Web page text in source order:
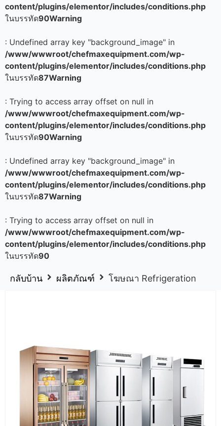
content/plugins/elementor/includes/conditions.php
ในบรรทัด90Warning
: Undefined array key "background_image" in
/www/wwwroot/chefmaxequipment.com/wp-
content/plugins/elementor/includes/conditions.php
ในบรรทัด87Warning
: Trying to access array offset on null in
/www/wwwroot/chefmaxequipment.com/wp-
content/plugins/elementor/includes/conditions.php
ในบรรทัด90Warning
: Undefined array key "background_image" in
/www/wwwroot/chefmaxequipment.com/wp-
content/plugins/elementor/includes/conditions.php
ในบรรทัด87Warning
: Trying to access array offset on null in
/www/wwwroot/chefmaxequipment.com/wp-
content/plugins/elementor/includes/conditions.php
ในบรรทัด90
กลับบ้าน ผลิตภัณฑ์ โฆษณา Refrigeration